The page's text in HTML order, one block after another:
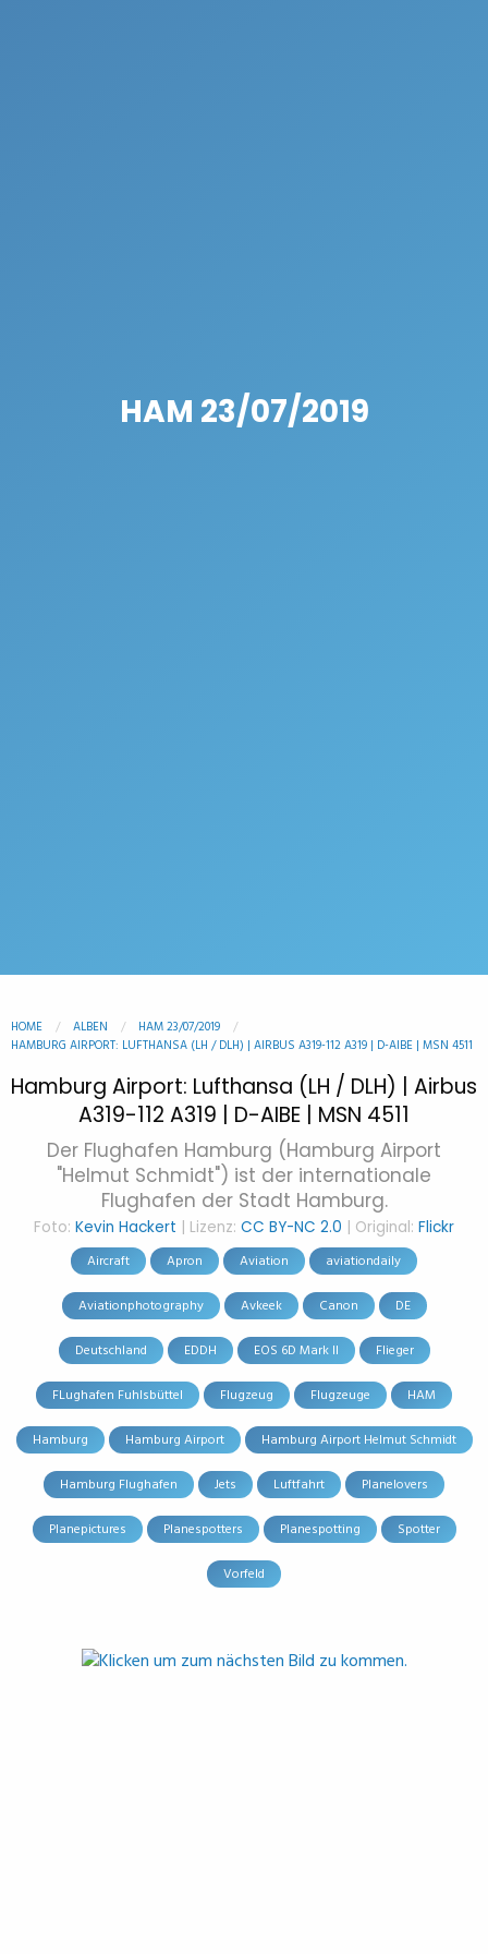
HAM 23/07/2019
HOME ALBEN
HAM 23/07/2019
HAMBURG AIRPORT: LUFTHANSA (LH / DLH) | AIRBUS A319-112 A319 | D-AIBE | MSN 4511
Hamburg Airport: Lufthansa (LH / DLH) | Airbus
A319-112 A319 | D-AIBE | MSN 4511
Der Flughafen Hamburg (Hamburg Airport
"Helmut Schmidt") ist der internationale
Flughafen der Stadt Hamburg.
Foto: Kevin Hackert | Lizenz: CC BY-NC 2.0 | Original: Flickr
Aircraft Apron Aviation aviationdaily
Aviationphotography Avkeek Canon DE
Deutschland EDDH EOS 6D Mark II Flieger
FLughafen Fuhlsbüttel Flugzeug Flugzeuge HAM
Hamburg Hamburg Airport Hamburg Airport Helmut Schmidt
Hamburg Flughafen Jets Luftfahrt Planelovers
Planepictures Planespotters Planespotting Spotter
Vorfeld